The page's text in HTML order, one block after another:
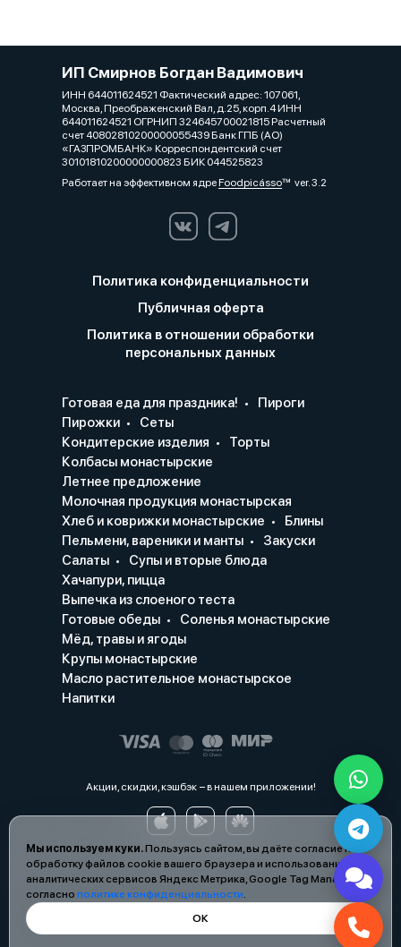
Мы используем куки.Пользуясь сайтом, вы даёте согласие на
обработку файлов cookie вашего браузера и использование
аналитических сервисов Яндекс Метрика, Google Tag Manager
согласно политике конфиденциальности.
ОК
ИП Смирнов Богдан Вадимович
ИНН 644011624521 Фактический адрес: 107061,
Москва, Преображенский Вал, д.25, корп.4 ИНН
644011624521 ОГРНИП 324645700021815 Расчетный
счет 40802810200000055439 Банк ГПБ (АО)
«ГАЗПРОМБАНК» Корреспондентский счет
30101810200000000823 БИК 044525823
Работает на эффективном ядреFoodpicássover. 3.2
Политика конфиденциальности
Публичная оферта
Политика в отношении обработки
персональных данных
Готовая еда для праздника!
Пироги
Пирожки
Сеты
Кондитерские изделия
Торты
Колбасы монастырские
Летнее предложение
Молочная продукция монастырская
Хлеб и коврижки монастырские
Блины
Пельмени, вареники и манты
Закуски
Салаты
Супы и вторые блюда
Хачапури, пицца
Выпечка из слоеного теста
Готовые обеды
Соленья монастырские
Мёд, травы и ягоды
Крупы монастырские
Масло растительное монастырское
Напитки
Акции, скидки, кэшбэк − в нашем приложении!